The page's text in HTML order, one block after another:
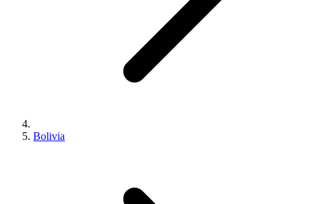
Bolivia